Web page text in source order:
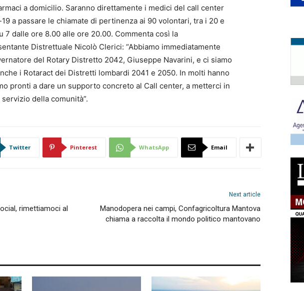
a domicilio. Saranno direttamente i medici del call center
a passare le chiamate di pertinenza ai 90 volontari, tra i 20 e
7 dalle ore 8.00 alle ore 20.00. Commenta così la
Distrettuale Nicolò Clerici: “Abbiamo immediatamente
del Rotary Distretto 2042, Giuseppe Navarini, e ci siamo
i Rotaract dei Distretti lombardi 2041 e 2050. In molti hanno
pronti a dare un supporto concreto al Call center, a metterci in
della comunità”.
Twitter Pinterest WhatsApp Email
rimettiamoci al
Next article
Manodopera nei campi, Confagricoltura Mantova
chiama a raccolta il mondo politico mantovano